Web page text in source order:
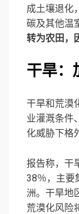
成土壤退化
碳及其他温
转为农田，
干旱：
干旱和荒漠
业灌溉条件
化威胁下格
报告称，干
38％，主要
洲。干旱地
荒漠化风险